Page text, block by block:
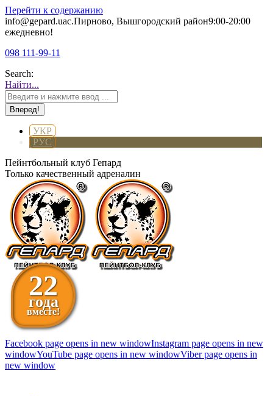
Перейти к содержанию
info@gepard.uaс.Пирново, Вышгородский район9:00-20:00
ежедневно!
098 111-99-11
Search:
Найти...
УКР
РУС
Пейнтбольный клуб Гепард
Только качественный адреналин
22
года
вместе!
Facebook page opens in new windowInstagram page opens in new
windowYouTube page opens in new windowViber page opens in
new window